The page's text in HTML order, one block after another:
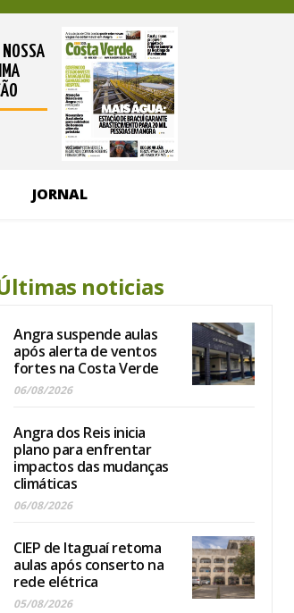
NOSSA
JORNAL
noticias
Angra suspende aulas
após alerta de ventos
fortes na Costa Verde
06/08/2026
Angra dos Reis inicia
plano para enfrentar
impactos das mudanças
climáticas
06/08/2026
CIEP de Itaguaí retoma
aulas após conserto na
rede elétrica
05/08/2026